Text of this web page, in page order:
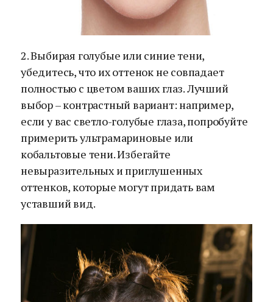
2. Выбирая голубые или синие тени,
убедитесь, что их оттенок не совпадает
полностью с цветом ваших глаз. Лучший
выбор – контрастный вариант: например,
если у вас светло-голубые глаза, попробуйте
примерить ультрамариновые или
кобальтовые тени. Избегайте
невыразительных и приглушенных
оттенков, которые могут придать вам
уставший вид.